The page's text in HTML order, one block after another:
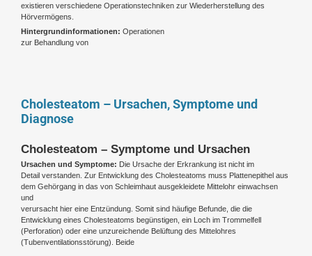
existieren verschiedene Operationstechniken zur Wiederherstellung des
Hörvermögens.
Hintergrundinformationen: Operationen
zur Behandlung von
Cholesteatom – Ursachen, Symptome und
Diagnose
Cholesteatom – Symptome und Ursachen
Ursachen und Symptome: Die Ursache der Erkrankung ist nicht im
Detail verstanden. Zur Entwicklung des Cholesteatoms muss Plattenepithel aus
dem Gehörgang in das von Schleimhaut ausgekleidete Mittelohr einwachsen
und
verursacht hier eine Entzündung. Somit sind häufige Befunde, die die
Entwicklung eines Cholesteatoms begünstigen, ein Loch im Trommelfell
(Perforation) oder eine unzureichende Belüftung des Mittelohres
(Tubenventilationsstörung). Beide